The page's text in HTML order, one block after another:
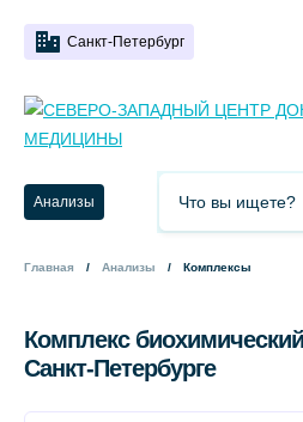
Санкт-Петербург
Анализы
Главная Анализы Комплексы
Комплекс
Санкт-Петербурге